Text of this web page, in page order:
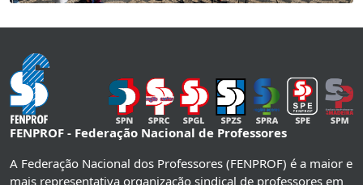
FENPROF - Federação Nacional de Professores
A Federação Nacional dos Professores (FENPROF) é a maior e
mais representativa organização sindical de professores em